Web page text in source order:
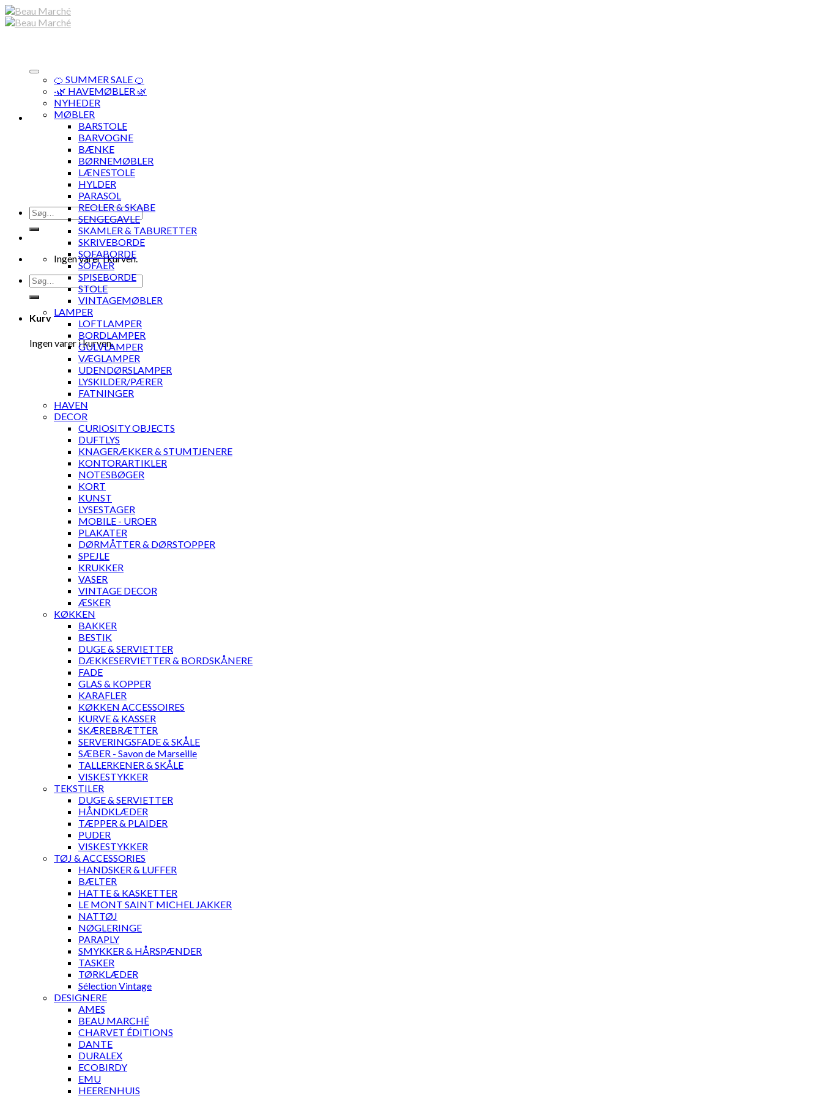
Skip
to
Søg
efter:
Ingen varer i kurven.
Søg
efter:
Kurv
Ingen varer i kurven.
🍊 SUMMER SALE 🍊
·🌿 HAVEMØBLER 🌿
NYHEDER
MØBLER
BARSTOLE
BARVOGNE
BÆNKE
BØRNEMØBLER
LÆNESTOLE
HYLDER
PARASOL
REOLER & SKABE
SENGEGAVLE
SKAMLER & TABURETTER
SKRIVEBORDE
SOFABORDE
SOFAER
SPISEBORDE
STOLE
VINTAGEMØBLER
LAMPER
LOFTLAMPER
BORDLAMPER
GULVLAMPER
VÆGLAMPER
UDENDØRSLAMPER
LYSKILDER/PÆRER
FATNINGER
HAVEN
DECOR
CURIOSITY OBJECTS
DUFTLYS
KNAGERÆKKER & STUMTJENERE
KONTORARTIKLER
NOTESBØGER
KORT
KUNST
LYSESTAGER
MOBILE - UROER
PLAKATER
DØRMÅTTER & DØRSTOPPER
SPEJLE
KRUKKER
VASER
VINTAGE DECOR
ÆSKER
KØKKEN
BAKKER
BESTIK
DUGE & SERVIETTER
DÆKKESERVIETTER & BORDSKÅNERE
FADE
GLAS & KOPPER
KARAFLER
KØKKEN ACCESSOIRES
KURVE & KASSER
SKÆREBRÆTTER
SERVERINGSFADE & SKÅLE
SÆBER - Savon de Marseille
TALLERKENER & SKÅLE
VISKESTYKKER
TEKSTILER
DUGE & SERVIETTER
HÅNDKLÆDER
TÆPPER & PLAIDER
PUDER
VISKESTYKKER
TØJ & ACCESSORIES
HANDSKER & LUFFER
BÆLTER
HATTE & KASKETTER
LE MONT SAINT MICHEL JAKKER
NATTØJ
NØGLERINGE
PARAPLY
SMYKKER & HÅRSPÆNDER
TASKER
TØRKLÆDER
Sélection Vintage
DESIGNERE
AMES
BEAU MARCHÉ
CHARVET ÉDITIONS
DANTE
DURALEX
ECOBIRDY
EMU
HEERENHUIS